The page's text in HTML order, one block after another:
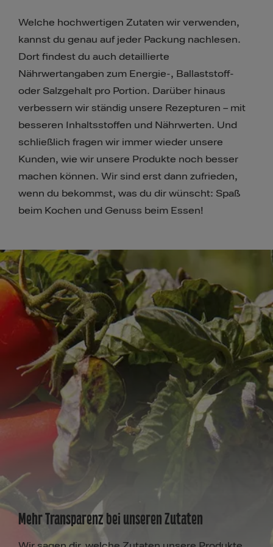
Welche hochwertigen Zutaten wir verwenden,
kannst du genau auf jeder Packung nachlesen.
Dort findest du auch detaillierte
Nährwertangaben zum Energie-, Ballaststoff-
oder Salzgehalt pro Portion. Darüber hinaus
verbessern wir ständig unsere Rezepturen – mit
besseren Inhaltsstoffen und Nährwerten. Und
schließlich fragen wir immer wieder unsere
Kunden, wie wir unsere Produkte noch besser
machen können. Wir sind erst dann zufrieden,
wenn du bekommst, was du dir wünscht: Spaß
beim Kochen und Genuss beim Essen!
Mehr Transparenz bei unseren Zutaten